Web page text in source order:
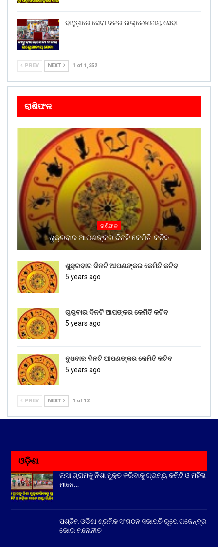
ବାହୁଡ଼ାରେ ସେବା ଦଳର ଉଲ୍ଲେଖନୀୟ ସେବା
PREV NEXT 1 of 1,252
ରାଶିଫଳ
ରାଶିଫଳ
ଶୁକ୍ରବାର ଆପଣଙ୍କର ଦିନଟି କେମିତି କଟିବ
ଶୁକ୍ରବାର ଦିନଟି ଆପଣଙ୍କର କେମିତି କଟିବ
5 years ago
ଗୁରୁବାର ଦିନଟି ଆପଙ୍କର କେମିତି କଟିବ
5 years ago
ବୁଧବାର ଦିନଟି ଆପଣଙ୍କର କେମିତି କଟିବ
5 years ago
PREV NEXT 1 of 12
ଓଡ଼ିଶା
ଲସା ଗ୍ରାମକୁ ନିଶା ମୁକ୍ତ କରିବାକୁ ଗ୍ରାମ୍ୟ କମିଟି ଓ ମହିଳା
ମାନେ…
ପଶ୍ଚିମ ଓଡିଶା ଶ୍ରମିକ ସଂଗଠନ ସଭାପତି ରୂପେ ଗଜେନ୍ଦ୍ର
ଭୋଇ ମନୋନୀତ